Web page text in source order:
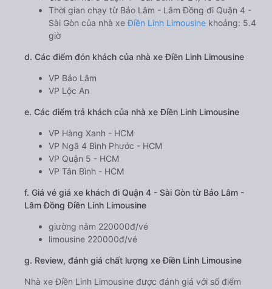
Thời gian chạy từ Bảo Lâm - Lâm Đồng đi Quận 4 -
Sài Gòn của nhà xeĐiền Linh Limousine khoảng: 5.4
giờ
d. Các điểm đón khách của nhà xe Điền Linh Limousine
VP Bảo Lâm
VP Lộc An
e. Các điểm trả khách của nhà xe Điền Linh Limousine
VP Hàng Xanh - HCM
VP Ngã 4 Bình Phước - HCM
VP Quận 5 - HCM
VP Tân Bình - HCM
f. Giá vé giá xe khách đi Quận 4 - Sài Gòn từ Bảo Lâm -
Lâm Đồng Điền Linh Limousine
giường nằm 220000đ/vé
limousine 220000đ/vé
g. Review, đánh giá chất lượng xe Điền Linh Limousine
Nhà xe Điền Linh Limousine được đánh giá với số điểm